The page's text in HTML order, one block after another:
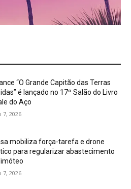
“O Grande Capitão das Terras
é lançado no 17º Salão do Livro
do Aço
7, 2026
mobiliza força-tarefa e drone
para regularizar abastecimento
7, 2026